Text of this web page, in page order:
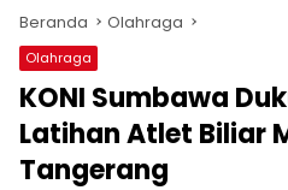
Beranda Olahraga
Olahraga
KONI Sumbawa
Latihan Atlet Biliar
Tangerang